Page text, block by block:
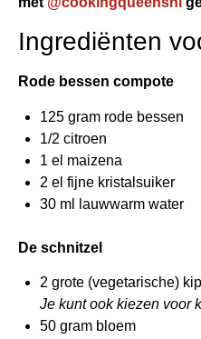
Ingrediënten
Rode bessen compote
125 gram rode bessen
1/2 citroen
1 el maizena
2 el fijne kristalsuiker
30 ml lauwwarm water
De schnitzel
2 grote (vegetarische)
Je kunt ook kiezen voor
50 gram bloem